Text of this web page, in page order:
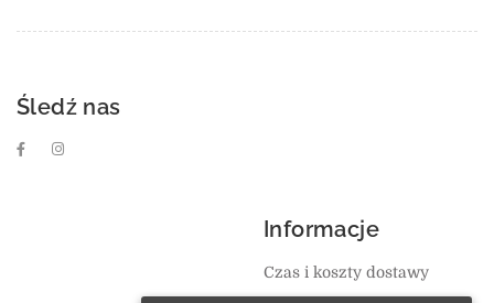
Śledź nas
Informacje
Czas i koszty dostawy